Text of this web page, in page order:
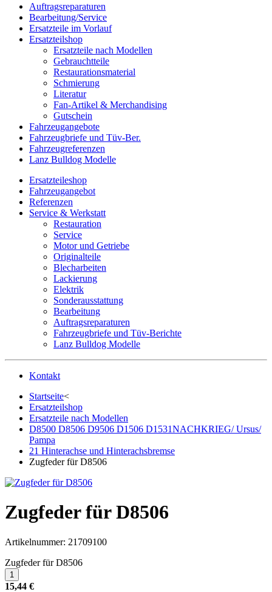
Auftragsreparaturen
Bearbeitung/Service
Ersatzteile im Vorlauf
Ersatzteilshop
Ersatzteile nach Modellen
Gebrauchtteile
Restaurationsmaterial
Schmierung
Literatur
Fan-Artikel & Merchandising
Gutschein
Fahrzeugangebote
Fahrzeugbriefe und Tüv-Ber.
Fahrzeugreferenzen
Lanz Bulldog Modelle
Ersatzteileshop
Fahrzeugangebot
Referenzen
Service & Werkstatt
Restauration
Service
Motor und Getriebe
Originalteile
Blecharbeiten
Lackierung
Elektrik
Sonderausstattung
Bearbeitung
Auftragsreparaturen
Fahrzeugbriefe und Tüv-Berichte
Lanz Bulldog Modelle
Kontakt
Startseite<
Ersatzteilshop
Ersatzteile nach Modellen
D8500 D8506 D9506 D1506 D1531NACHKRIEG/ Ursus/
Pampa
21 Hinterachse und Hinterachsbremse
Zugfeder für D8506
Zugfeder für D8506
Artikelnummer: 21709100
Zugfeder für D8506
15,44 €